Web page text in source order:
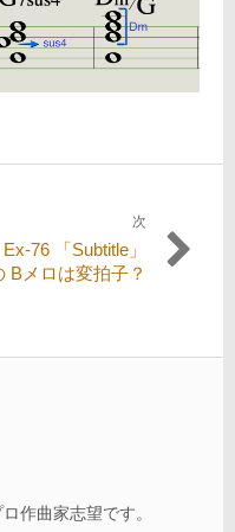
次
Ex-76 「Subtitle」
Bメロは変拍子？
作曲家志望です。